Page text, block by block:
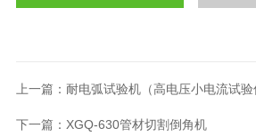
上一篇： 耐电弧试验机（高电压小电流试验
下一篇： XGQ-630管材切割倒角机